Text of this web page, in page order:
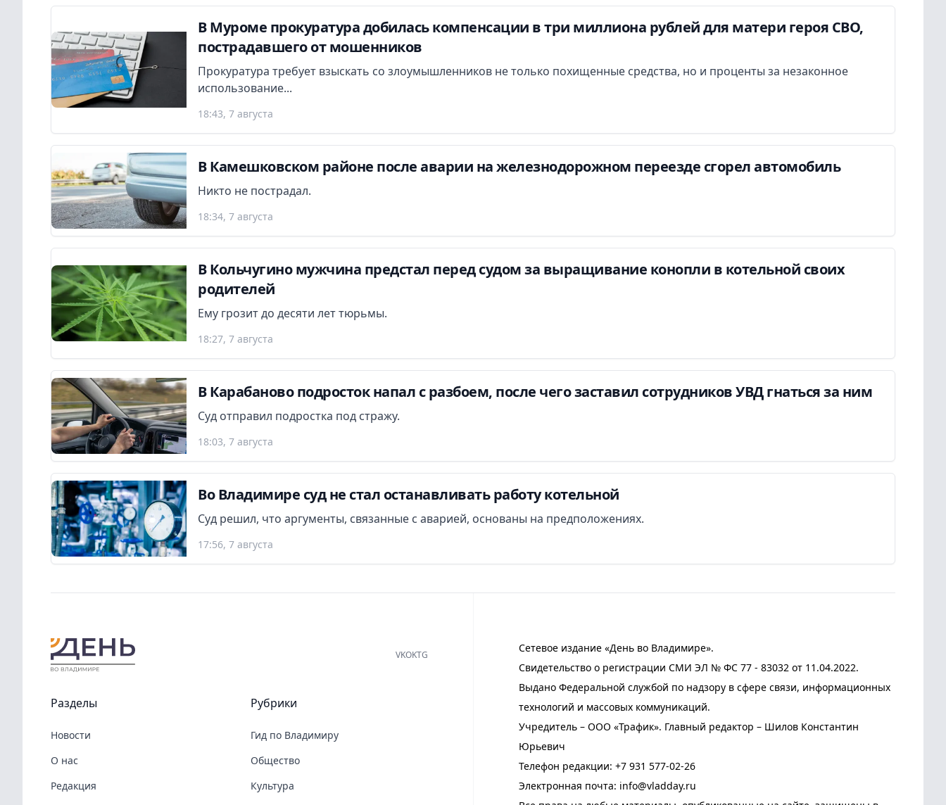
В Муроме прокуратура добилась компенсации в три миллиона рублей для матери героя СВО,
пострадавшего от мошенников
Прокуратура требует взыскать со злоумышленников не только похищенные средства, но и проценты за незаконное
использование...
18:43, 7 августа
В Камешковском районе после аварии на железнодорожном переезде сгорел автомобиль
Никто не пострадал.
18:34, 7 августа
В Кольчугино мужчина предстал перед судом за выращивание конопли в котельной своих
родителей
Ему грозит до десяти лет тюрьмы.
18:27, 7 августа
В Карабаново подросток напал с разбоем, после чего заставил сотрудников УВД гнаться за ним
Суд отправил подростка под стражу.
18:03, 7 августа
Во Владимире суд не стал останавливать работу котельной
Суд решил, что аргументы, связанные с аварией, основаны на предположениях.
17:56, 7 августа
Сетевое издание «День во Владимире».
Свидетельство о регистрации СМИ ЭЛ № ФС 77 - 83032 от 11.04.2022.
Выдано Федеральной службой по надзору в сфере связи, информационных
технологий и массовых коммуникаций.
Учредитель – ООО «Трафик». Главный редактор – Шилов Константин
Юрьевич
Телефон редакции: +7 931 577-02-26
Электронная почта: info@vladday.ru
VKOKTG
Разделы
Новости
О нас
Редакция
Рубрики
Гид по Владимиру
Общество
Культура